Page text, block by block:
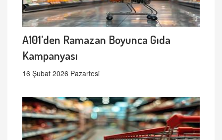
A101’den Ramazan Boyunca Gıda
Kampanyası
16 Şubat 2026 Pazartesi